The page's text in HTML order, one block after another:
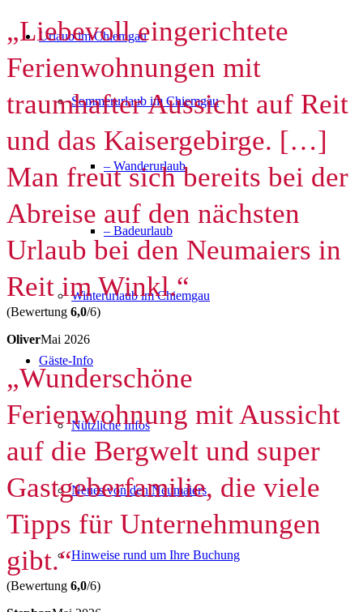
Urlaub im Chiemgau
Sommerurlaub im Chiemgau
– Wanderurlaub
– Badeurlaub
Winterurlaub im Chiemgau
Gäste-Info
Nützliche Infos
Neues von den Neumaiers
Hinweise rund um Ihre Buchung
„Liebevoll eingerichtete
Ferienwohnungen mit
traumhafter Aussicht auf Reit
und das Kaisergebirge. […]
Man freut sich bereits bei der
Abreise auf den nächsten
Urlaub bei den Neumaiers in
Reit im Winkl.“
(Bewertung 6,0/6)
OliverMai 2026
„Wunderschöne
Ferienwohnung mit Aussicht
auf die Bergwelt und super
Gastgeberfamilie, die viele
Tipps für Unternehmungen
gibt.“
(Bewertung 6,0/6)